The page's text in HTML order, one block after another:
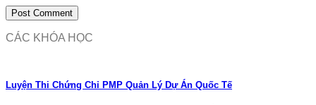
CÁC KHÓA HỌC
Luyện Thi Chứng Chỉ PMP Quản Lý Dự Án Quốc Tế